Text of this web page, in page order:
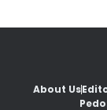
About Us